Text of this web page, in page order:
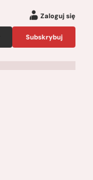
Zaloguj się
Subskrybuj